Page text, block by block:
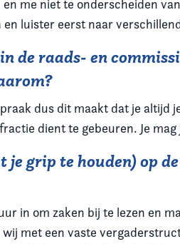
me niet te onderscheiden
luister eerst naar
de raads- en
dus dit maakt dat je
dient te gebeuren. Je
je grip te houden) op
in om zaken bij te lezen en
met een vaste